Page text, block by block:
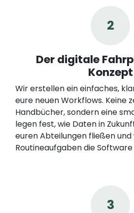
2
Der digitale
Konzept
Wir erstellen ein einfaches,
eure neuen Workflows. Keine
Handbücher, sondern eine
legen fest, wie Daten in
euren Abteilungen fließen
Routineaufgaben die
3